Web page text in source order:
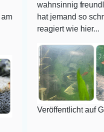
wahnsinnig freundlich und
hat jemand so schnell und
reagiert wie hier...
Veröffentlicht auf Google